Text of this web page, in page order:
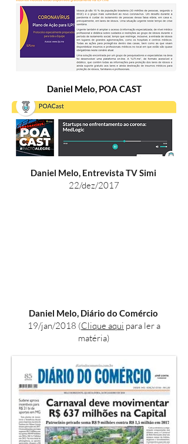
Daniel Melo, POA CAST
Daniel Melo, Entrevista TV Simi
22/dez/2017
Daniel Melo, Diário do Comércio
19/jan/2018 (Clique aqui para ler a
matéria)